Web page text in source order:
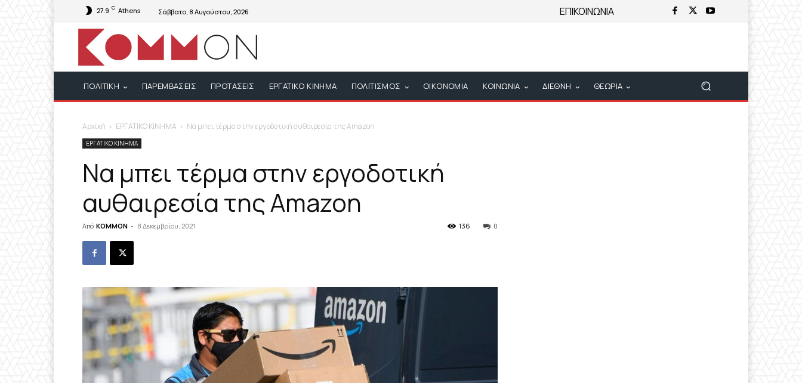
27.9 C Athens Σάββατο, 8 Αυγούστου, 2026 ΕΠΙΚΟΙΝΩΝΙΑ
ΠΟΛΙΤΙΚΗ ΠΑΡΕΜΒΑΣΕΙΣ ΠΡΟΤΑΣΕΙΣ ΕΡΓΑΤΙΚΟ ΚΙΝΗΜΑ ΠΟΛΙΤΙΣΜΟΣ ΟΙΚΟΝΟΜΙΑ ΚΟΙΝΩΝΙΑ ΔΙΕΘΝΗ ΘΕΩΡΙΑ
Αρχική ΕΡΓΑΤΙΚΟ ΚΙΝΗΜΑ Να μπει τέρμα στην εργοδοτική αυθαιρεσία της Amazon
ΕΡΓΑΤΙΚΟ ΚΙΝΗΜΑ
Να μπει τέρμα στην εργοδοτική
αυθαιρεσία της Amazon
Από KOMMON - 8 Δεκεμβρίου, 2021 0
136